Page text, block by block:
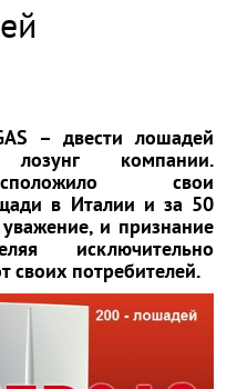
– двести лошадей
лозунг компании.
свои
в Италии и за 50
и признание
исключительно
своих потребителей.